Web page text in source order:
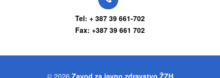
Tel: + 387 39 661-702
Fax: +387 39 661 702